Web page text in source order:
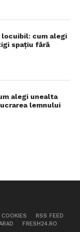
cum alegi
spațiu fără
alegi unealta
lemnului
RSS FEED
FRESH24.RO